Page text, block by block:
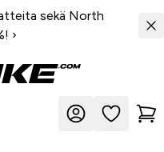
sekä North
›